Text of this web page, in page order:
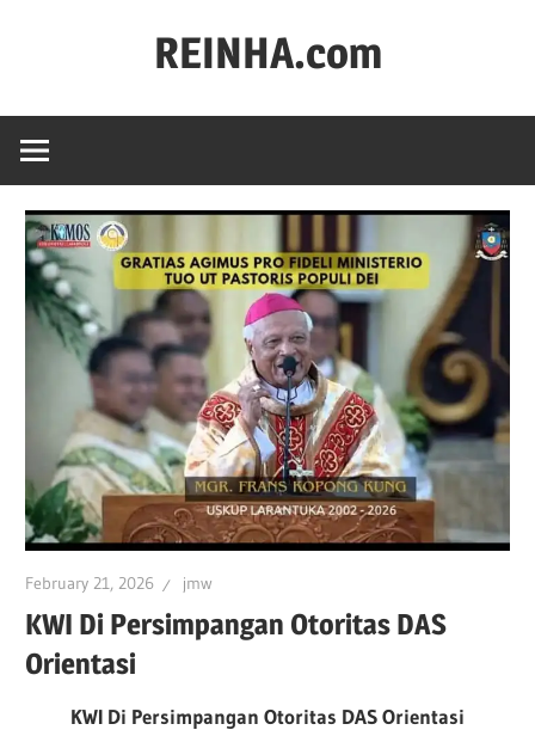
REINHA.com
Berita
February 21, 2026 jmw
KWI Di Persimpangan Otoritas DAS
Orientasi
KWI Di Persimpangan Otoritas DAS Orientasi